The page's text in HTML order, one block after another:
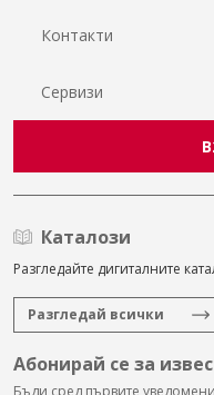
Контакти
Сервизи
Каталози
Разгледайте дигиталните
Разгледай всички
Абонирай се за
Бъди сред първите